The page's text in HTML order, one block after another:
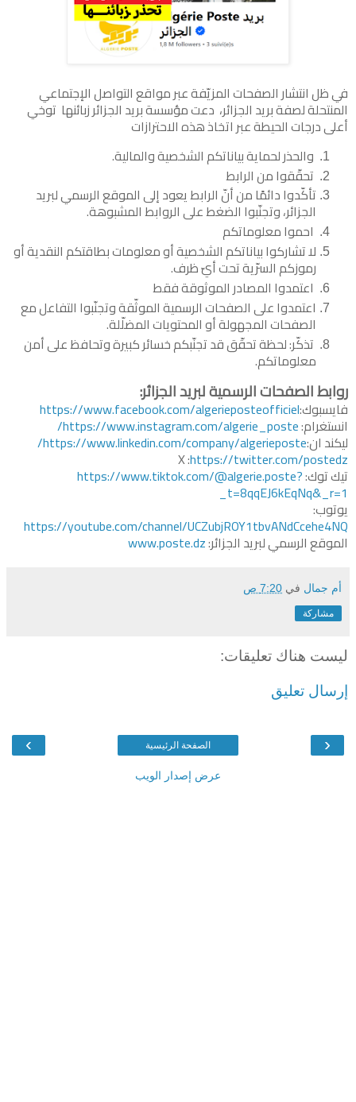
في ظل انتشار الصفحات المزيّفة عبر مواقع التواصل الإجتماعي
المنتحلة لصفة بريد الجزائر، دعت مؤسسة بريد الجزائر زبائنها توخي
أعلى درجات الحيطة عبر اتخاذ هذه الاحترازات
والحذر لحماية بياناتكم الشخصية والمالية.
تحقّقوا من الرابط
تأكّدوا دائمًا من أنّ الرابط يعود إلى الموقع الرسمي لبريد
الجزائر، وتجنّبوا الضغط على الروابط المشبوهة.
احموا معلوماتكم
لا تشاركوا بياناتكم الشخصية أو معلومات بطاقتكم النقدية أو
رموزكم السرّية تحت أيّ ظرف.
اعتمدوا المصادر الموثوقة فقط
اعتمدوا على الصفحات الرسمية الموثّقة وتجنّبوا التفاعل مع
الصفحات المجهولة أو المحتويات المضلّلة.
تذكّر: لحظة تحقّق قد تجنّبكم خسائر كبيرة وتحافظ على أمن
معلوماتكم.
روابط الصفحات الرسمية لبريد الجزائر:
فايسبوك:https://www.facebook.com/algerieposteofficiel
انستغرام:https://www.instagram.com/algerie_poste/
ليكند ان:https://www.linkedin.com/company/algerieposte/
X :https://twitter.com/postedz
تيك توك:https://www.tiktok.com/@algerie.poste?
_t=8qqEJ6kEqNq&_r=1
يوتوب:
https://youtube.com/channel/UCZubjROY1tbvANdCcehe4NQ
الموقع الرسمي لبريد الجزائر:www.poste.dz
أم جمال في 7:20 ص
مشاركة
ليست هناك تعليقات:
إرسال تعليق
‹
› الصفحة الرئيسية
عرض إصدار الويب